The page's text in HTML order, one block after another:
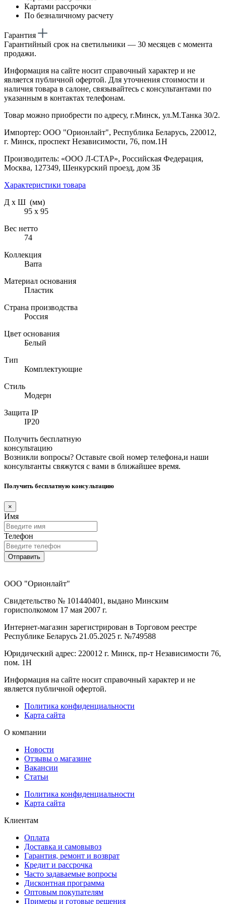
Картами рассрочки
По безналичному расчету
Гарантия
Гарантийный срок на светильники — 30 месяцев с момента
продажи.
Информация на сайте носит справочный характер и не
является публичной офертой. Для уточнения стоимости и
наличия товара в салоне, связывайтесь с консультантами по
указанным в контактах телефонам.
Товар можно приобрести по адресу, г.Минск, ул.М.Танка 30/2.
Импортер: ООО "Орионлайт", Республика Беларусь, 220012,
г. Минск, проспект Независимости, 76, пом.1Н
Производитель: «ООО Л-СТАР», Российская Федерация,
Москва, 127349, Шенкурский проезд, дом 3Б
Характеристики товара
Д х Ш (мм)
95 х 95
Вес нетто
74
Коллекция
Barra
Материал основания
Пластик
Страна производства
Россия
Цвет основания
Белый
Тип
Комплектующие
Стиль
Модерн
Защита IP
IP20
Получить бесплатную
консультацию
Возникли вопросы? Оставьте свой номер телефона,и наши
консультанты свяжутся с вами в ближайшее время.
Получить бесплатную консультацию
×
Имя
Телефон
Отправить
ООО "Орионлайт"
Свидетельство № 101440401, выдано Минским
горисполкомом 17 мая 2007 г.
Интернет-магазин зарегистрирован в Торговом реестре
Республике Беларусь 21.05.2025 г. №749588
Юридический адрес: 220012 г. Минск, пр-т Независимости 76,
пом. 1Н
Информация на сайте носит справочный характер и не
является публичной офертой.
Политика конфиденциальности
Карта сайта
О компании
Новости
Отзывы о магазине
Вакансии
Статьи
Политика конфиденциальности
Карта сайта
Клиентам
Оплата
Доставка и самовывоз
Гарантия, ремонт и возврат
Кредит и рассрочка
Часто задаваемые вопросы
Дисконтная программа
Оптовым покупателям
Примеры и готовые решения